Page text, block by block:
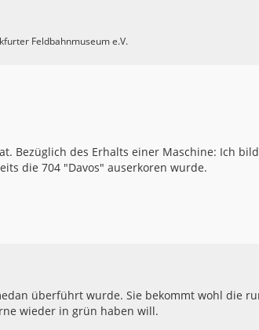
Feldbahnmuseum e.V.
Bezüglich des Erhalts einer Maschine: Ich
die 704 "Davos" auserkoren wurde.
überführt wurde. Sie bekommt wohl die
wieder in grün haben will.